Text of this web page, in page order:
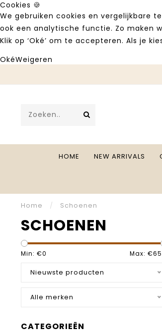
Cookies 🍪
We gebruiken cookies en vergelijkbare
ook een analytische functie. Zo maken
Klik op ‘Oké’ om te accepteren. Als je
OkéWeigeren
HOME NEW ARRIVALS
Home / Schoenen
SCHOENEN
Min: €0 Max: €
Nieuwste producten
Alle merken
CATEGORIEËN